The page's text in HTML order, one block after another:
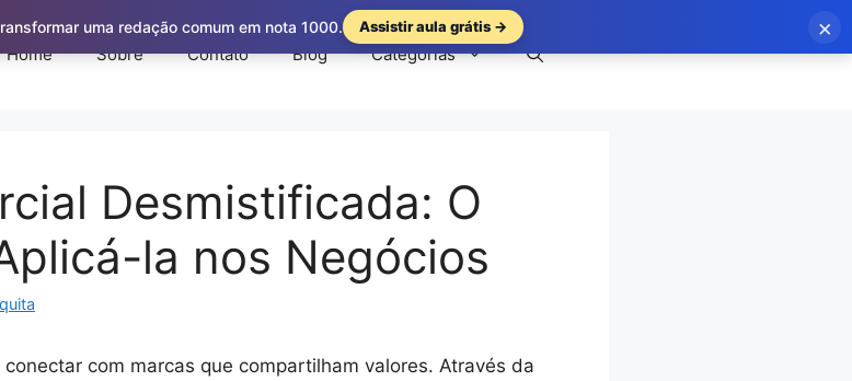
Home Sobre Contato Blog Categorias
Desmistificada: O
la nos Negócios
com marcas que compartilham valores. Através da
uma redação comum em nota 1000. Assistir aula grátis → ×